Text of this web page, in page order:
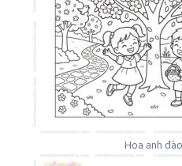
Hoa anh